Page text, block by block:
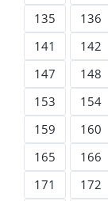
135
136
141
142
147
148
153
154
159
160
165
166
171
172